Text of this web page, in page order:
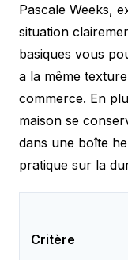
Pascale Weeks,
situation
basiques vous
a la même
commerce. En
maison se
dans une boîte
pratique sur la
Critère